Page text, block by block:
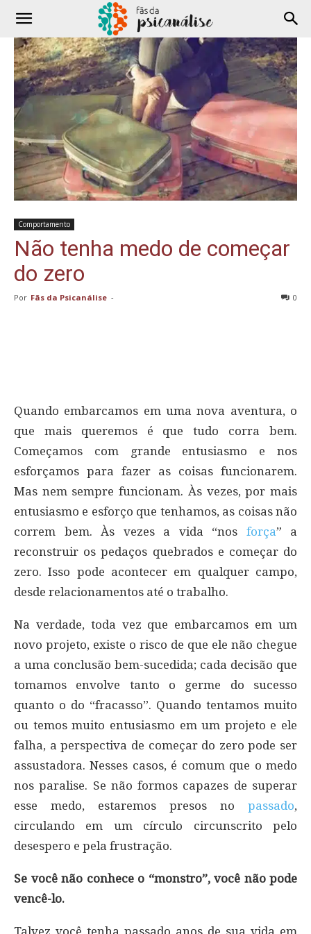
Comportamento
Não tenha medo de começar
do zero
Por Fãs da Psicanálise - 0
Quando embarcamos em uma nova aventura, o
que mais queremos é que tudo corra bem.
Começamos com grande entusiasmo e nos
esforçamos para fazer as coisas funcionarem.
Mas nem sempre funcionam. Às vezes, por mais
entusiasmo e esforço que tenhamos, as coisas não
correm bem. Às vezes a vida “nos força” a
reconstruir os pedaços quebrados e começar do
zero. Isso pode acontecer em qualquer campo,
desde relacionamentos até o trabalho.
Na verdade, toda vez que embarcamos em um
novo projeto, existe o risco de que ele não chegue
a uma conclusão bem-sucedida; cada decisão que
tomamos envolve tanto o germe do sucesso
quanto o do “fracasso”. Quando tentamos muito
ou temos muito entusiasmo em um projeto e ele
falha, a perspectiva de começar do zero pode ser
assustadora. Nesses casos, é comum que o medo
nos paralise. Se não formos capazes de superar
esse medo, estaremos presos no passado,
circulando em um círculo circunscrito pelo
desespero e pela frustração.
Se você não conhece o “monstro”, você não pode
vencê-lo.
Talvez você tenha passado anos de sua vida em